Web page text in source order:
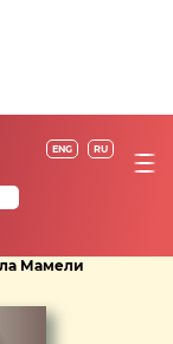
ENG RU
Мамели